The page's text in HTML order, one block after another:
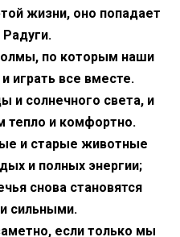
жизни, оно попадает
по которым наши
играть все вместе.
и солнечного света, и
и комфортно.
и старые животные
и полных энергии;
снова становятся
сильными.
если только мы